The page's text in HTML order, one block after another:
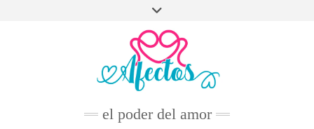
FACEBOOK
TWITTER
INSTAGRAM
PINTEREST
CONTACTO
el poder del amor